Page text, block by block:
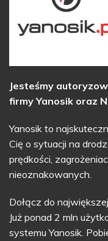
Jesteśmy
firmy Yanosik oraz
Yanosik to
Cię o sytuacji na
prędkości,
nieoznakowanych.
Dołącz do
Już ponad 2 mln
systemu Yanosik.